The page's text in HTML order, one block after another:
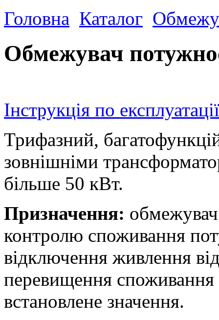
Головна Каталог
Обмежувач
Інструкція по експлуатації
Трифазний,
зовнішніми
більше 50 кВт.
Призначення:
контролю споживання
відключення живлення
перевищення споживання
встановлене значення.